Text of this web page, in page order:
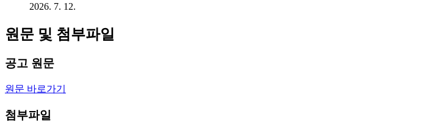
2026. 7. 12.
원문 및 첨부파일
공고 원문
원문 바로가기
첨부파일